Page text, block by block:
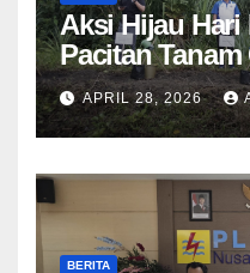
Aksi Hijau Hari
Pacitan
Pandan
APRIL 28, 2026
BERITA